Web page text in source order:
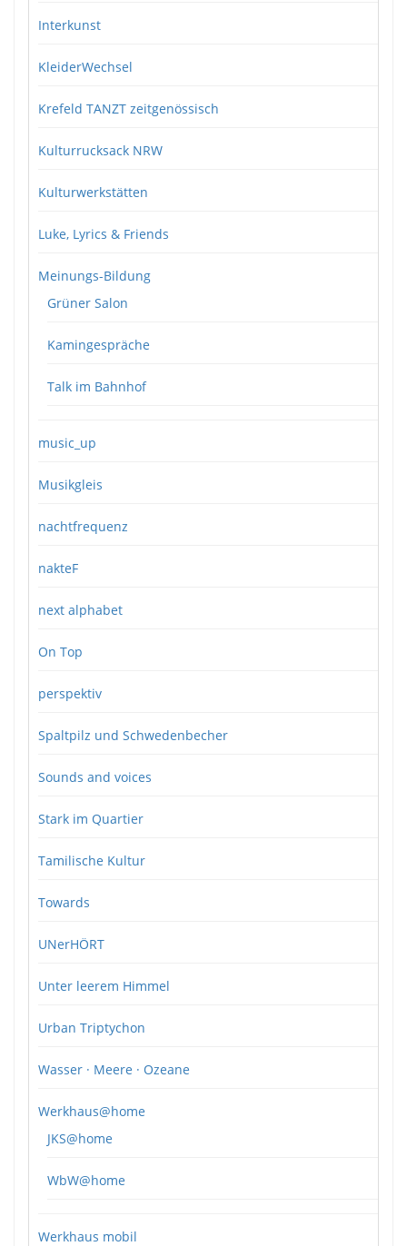
Interkunst
KleiderWechsel
Krefeld TANZT zeitgenössisch
Kulturrucksack NRW
Kulturwerkstätten
Luke, Lyrics & Friends
Meinungs-Bildung
Grüner Salon
Kamingespräche
Talk im Bahnhof
music_up
Musikgleis
nachtfrequenz
nakteF
next alphabet
On Top
perspektiv
Spaltpilz und Schwedenbecher
Sounds and voices
Stark im Quartier
Tamilische Kultur
Towards
UNerHÖRT
Unter leerem Himmel
Urban Triptychon
Wasser · Meere · Ozeane
Werkhaus@home
JKS@home
WbW@home
Werkhaus mobil